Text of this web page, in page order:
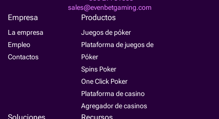
Empresa
La empresa
Empleo
Contactos
Productos
Juegos de póker
Plataforma de juegos de
Póker
Spins Poker
One Click Poker
Plataforma de casino
Agregador de casinos
sales@evenbetgaming.com